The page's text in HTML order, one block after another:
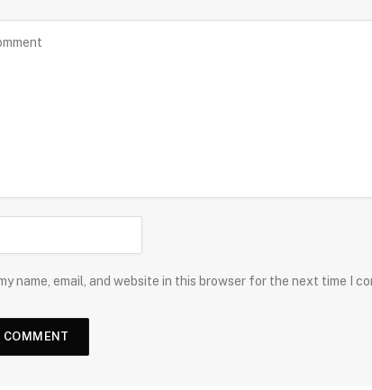
name, email, and website in this browser for the next time I